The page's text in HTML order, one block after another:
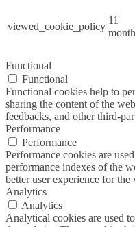
viewed_cookie_policy
11
Functional
Functional
Functional cookies help to
sharing the content of the
feedbacks, and other third-
Performance
Performance
Performance cookies are
performance indexes of the
better user experience for the
Analytics
Analytics
Analytical cookies are used